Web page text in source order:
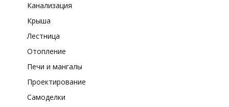
Канализация
Крыша
Лестница
Отопление
Печи и мангалы
Проектирование
Самоделки